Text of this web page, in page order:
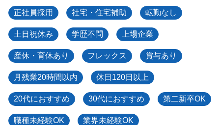
正社員採用 社宅・住宅補助 転勤なし
土日祝休み 学歴不問 上場企業
産休・育休あり フレックス 賞与あり
月残業20時間以内 休日120日以上
20代におすすめ 30代におすすめ 第二新卒OK
職種未経験OK 業界未経験OK